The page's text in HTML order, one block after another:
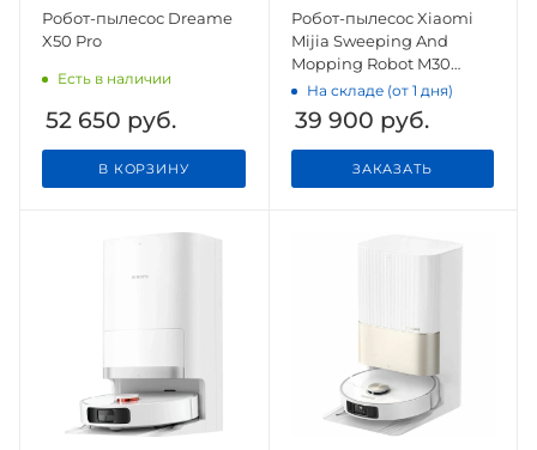
Робот-пылесос Dreame
X50 Pro
Есть в наличии
52 650 руб.
В КОРЗИНУ
Робот-пылесос Xiaomi
Mijia Sweeping And
Mopping Robot M30
(D102) CN
На складе (от 1 дня)
39 900 руб.
ЗАКАЗАТЬ